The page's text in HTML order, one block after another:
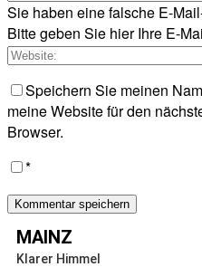
Sie haben eine falsche E-
Bitte geben Sie hier Ihre E-
Speichern Sie meinen
meine Website für den
Browser.
*
MAINZ
Klarer Himmel